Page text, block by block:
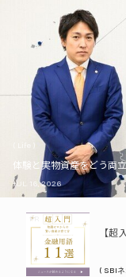
体験と実物資産をどう両
JUL. 16, 2026
PR
( SBI